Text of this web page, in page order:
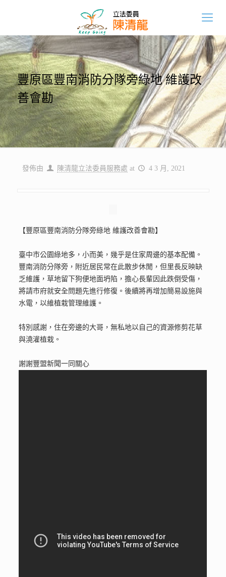
豐原區豐南消防分隊旁綠地 維護改
善會勘
發佈由 陳清龍立法委員服務處 at 4 3 月, 2021
【豐原區豐南消防分隊旁綠地 維護改善會勘】
臺中市公園綠地多，小而美，幾乎是住家周邊的基本配備。
豐南消防分隊旁，附近居民常在此散步休閒，但里長反映缺
乏維護，草地留下狗便地面坍陷，擔心長輩因此跌倒受傷，
將請市府就安全問題先進行修復。後續將再增加簡易設施與
水電，以維植栽管理維護。
特別感謝，住在旁邊的大哥，無私地以自己的資源修剪花草
與澆灌植栽。
謝謝豐盟新聞一同關心